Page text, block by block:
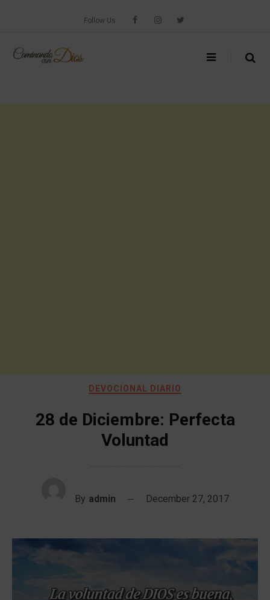
Follow Us
DEVOCIONAL DIARIO
28 de Diciembre: Perfecta
Voluntad
By admin December 27, 2017